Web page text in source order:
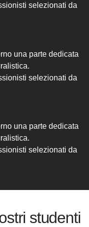
selezionati da
una parte dedicata
selezionati da
una parte dedicata
selezionati da
studenti